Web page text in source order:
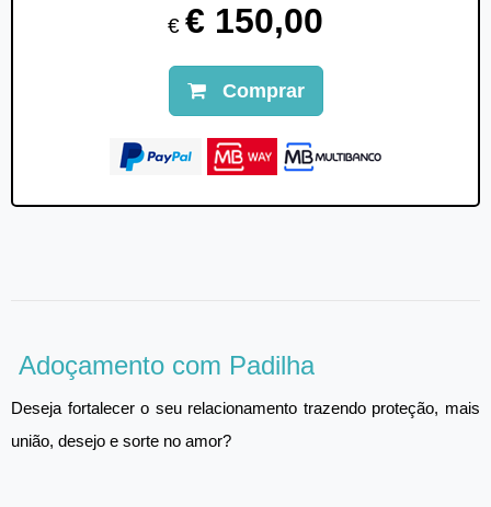
€ € 150,00
Comprar
Adoçamento com Padilha
Deseja fortalecer o seu relacionamento trazendo proteção, mais
união, desejo e sorte no amor?